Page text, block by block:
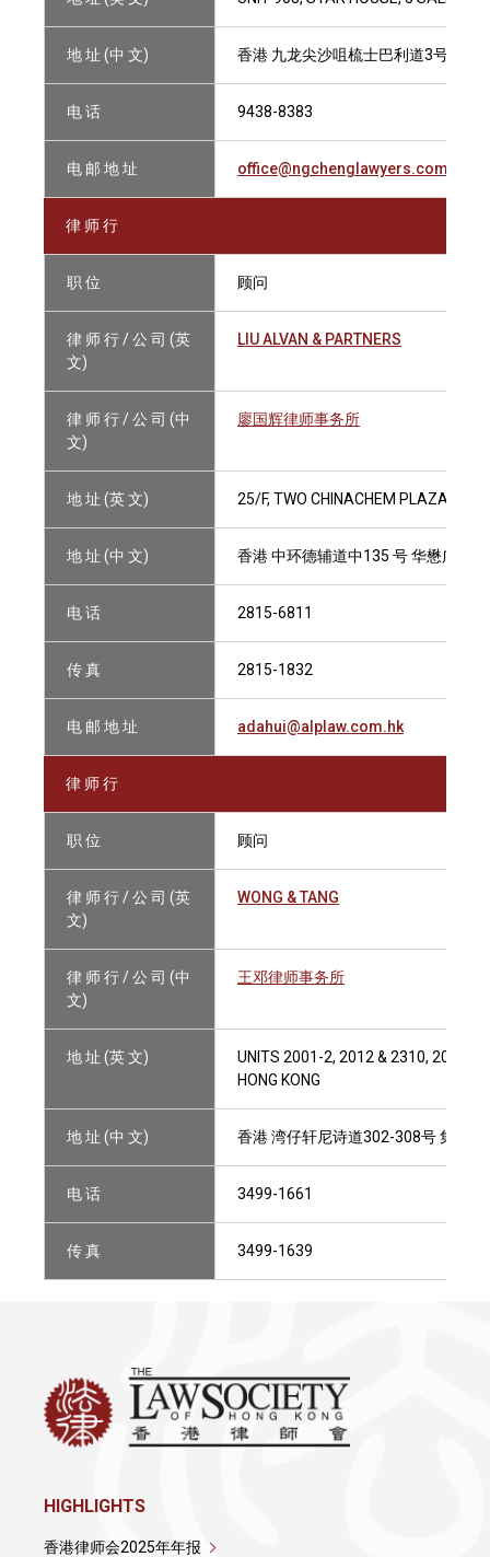
地 址 (中 文) 香港 九龙尖沙咀梳士巴利道3号 星光
电 话 9438-8383
电 邮 地 址 office@ngchenglawyers.com
律 师 行
职 位 顾问
律 师 行 / 公 司 (英
文)
LIU ALVAN & PARTNERS
律 师 行 / 公 司 (中
文)
廖国辉律师事务所
地 址 (英 文) 25/F, TWO CHINACHEM PLAZA, 135
地 址 (中 文) 香港 中环德辅道中135 号 华懋广场II
电 话 2815-6811
传 真 2815-1832
电 邮 地 址 adahui@alplaw.com.hk
律 师 行
职 位 顾问
律 师 行 / 公 司 (英
文)
WONG & TANG
律 师 行 / 公 司 (中
文)
王邓律师事务所
地 址 (英 文)
UNITS 2001-2, 2012 & 2310, 20/F &
HONG KONG
地 址 (中 文) 香港 湾仔轩尼诗道302-308号 集成
电 话 3499-1661
传 真 3499-1639
HIGHLIGHTS
香港律师会2025年年报